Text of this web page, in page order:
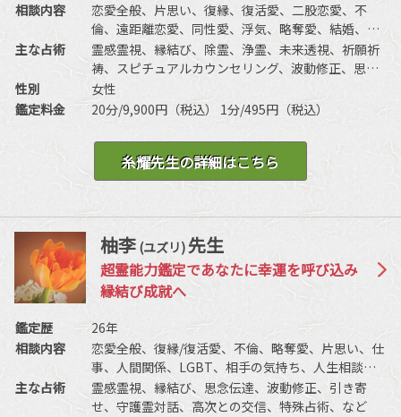
相談内容
恋愛全般、片思い、復縁、復活愛、二股恋愛、不
倫、遠距離恋愛、同性愛、浮気、略奪愛、結婚、離
婚、夫婦問題、家族/家庭問題、親子、育児、教育、
介護、引っ越し、人間関係、仕事全般、適職、経
営、進路、人間関係、相性、ママ友、相手の気持
ち、人生相談、開運、運勢、健康、金銭、動物、失
せ物、心霊相談など
主な占術
霊感霊視、縁結び、除霊、浄霊、未来透視、祈願祈
祷、スピチュアルカウンセリング、波動修正、思念
伝達、引き寄せ、ヒーリング、前世/過去世、守護霊
対話、死者との対話、霊障除去、先祖供養、写真供
札、特殊占術など
性別
女性
鑑定料金
20分/9,900円（税込） 1分/495円（税込）
糸耀先生の詳細はこちら
柚李 (ユズリ)先生
超霊能力鑑定であなたに幸運を呼び込み
縁結び成就へ
鑑定歴
26年
相談内容
恋愛全般、復縁/復活愛、不倫、略奪愛、片思い、仕
事、人間関係、LGBT、相手の気持ち、人生相談、
未来、前世/過去世、開運、運勢、など
主な占術
霊感霊視、縁結び、思念伝達、波動修正、引き寄
せ、守護霊対話、高次との交信、特殊占術、など